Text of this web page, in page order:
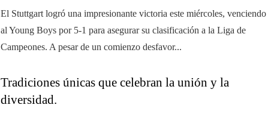
El Stuttgart logró una impresionante victoria este miércoles, venciendo
al Young Boys por 5-1 para asegurar su clasificación a la Liga de
Campeones. A pesar de un comienzo desfavor...
Tradiciones únicas que celebran la unión y la
diversidad.